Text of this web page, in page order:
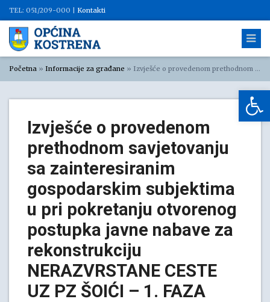
TEL: 051/209-000 | Kontakti
Početna » Informacije za građane » Izvješće o provedenom prethodnom savjetovanju sa zainteresiranim gospodarskim subjektima u pri pokretanju otvorenog postupka javne nabave za rekonstrukciju NERAZVRSTANE CESTE UZ PZ ŠOIĆI – 1. FAZA
Izvješće o provedenom
prethodnom savjetovanju
sa zainteresiranim
gospodarskim subjektima
u pri pokretanju otvorenog
postupka javne nabave za
rekonstrukciju
NERAZVRSTANE CESTE
UZ PZ ŠOIĆI – 1. FAZA